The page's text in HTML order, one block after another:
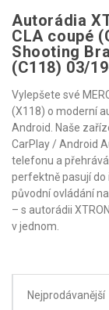
Autorádia
CLA coupé
Shooting
(C118) 03/
Vylepšete své
(X118) o moderní
Android. Naše
CarPlay / Android
telefonu a
perfektně pasují
původní ovládání
– s autorádii
v jednom.
Nejprodávanější